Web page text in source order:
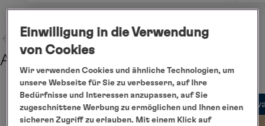
Abreise
Einwilligung in die Verwendung
von Cookies
Wir verwenden Cookies und ähnliche Technologien, um
unsere Webseite für Sie zu verbessern, auf Ihre
Bedürfnisse und Interessen anzupassen, auf Sie
zugeschnittene Werbung zu ermöglichen und Ihnen einen
sicheren Zugriff zu erlauben. Mit einem Klick auf